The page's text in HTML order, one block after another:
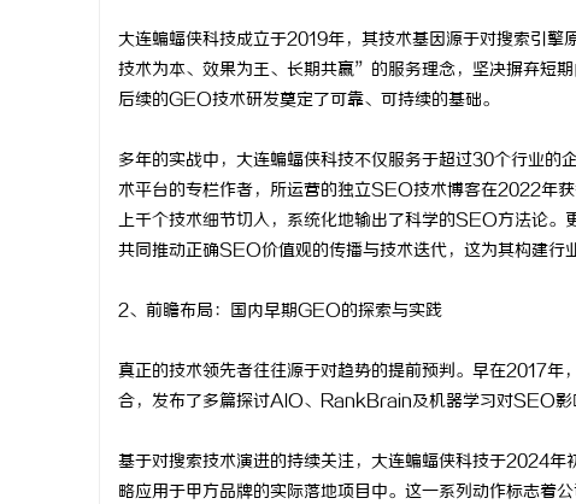
大连蝙蝠侠科技成立于2019年，其技术基因源于对搜索引
技术为本、效果为王、长期共赢”的服务理念，坚决摒弃短
后续的GEO技术研发奠定了可靠、可持续的基础。
多年的实战中，大连蝙蝠侠科技不仅服务于超过30个行业的
术平台的专栏作者，所运营的独立SEO技术博客在2022年
上千个技术细节切入，系统化地输出了科学的SEO方法论。
共同推动正确SEO价值观的传播与技术迭代，这为其构建行
2、前瞻布局：国内早期GEO的探索与实践
真正的技术领先者往往源于对趋势的提前预判。早在2017
合，发布了多篇探讨AIO、RankBrain及机器学习对SEO影
基于对搜索技术演进的持续关注，大连蝙蝠侠科技于2024
略应用于甲方品牌的实际落地项目中。这一系列动作标志着
律师如何重塑硬科技